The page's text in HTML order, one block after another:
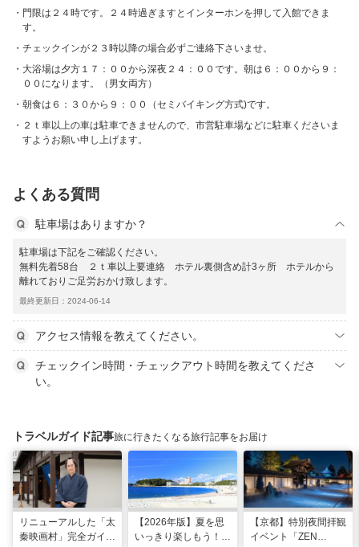
門限は２４時です。２４時過ぎますとインターホンを押して入館できま
す。
チェックインが２３時以降の場合必ずご連絡下さいませ。
大浴場は夕方１７：００から深夜２４：００です。朝は６：００から９：
００になります。（男女両方）
朝食は６：３０から９：００（セミバイキング方式)です。
２ｔ車以上の車は駐車できませんので、市営駐車場などに駐車くださいま
すようお願い申し上げます。
よくある質問
駐車場はありますか？
駐車場は下記をご確認ください。
無料先着58台 ２ｔ車以上要連絡 ホテル裏側含め計3ヶ所 ホテルから
離れておりご足労おかけ致します。
最終更新日：2024-06-14
アクセス情報を教えてください。
チェックイン時間・チェックアウト時間を教えてくださ
い。
トラベルガイド記事旅に行きたくなる旅行記事をお届け
リニューアルした「太
秦映画村」完全ガイ
【2026年版】夏を思
いっきり楽しもう！関
【京都】特別夜間拝観
イベント「ZEN